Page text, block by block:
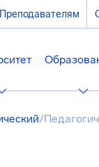
Преподавателям
/